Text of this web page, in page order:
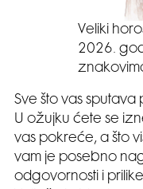
Veliki
2026.
Sve što vas
U ožujku ćete se
vas pokreće, a što
vam je posebno
odgovornosti i